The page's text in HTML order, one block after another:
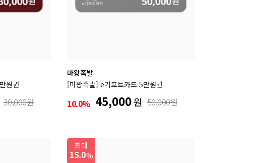
원권
30,000원
마왕족발
[마왕족발] e기프트카드 5만원권
10.0% 45,000원 50,000원
최대
15.0%